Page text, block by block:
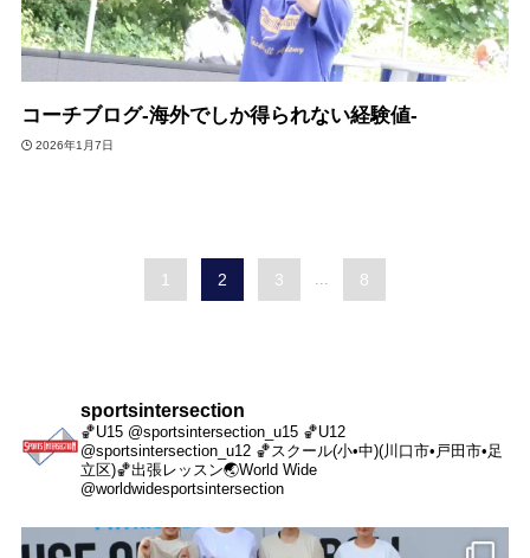
コーチブログ-海外でしか得られない経験値-
2026年1月7日
1 2 3 ... 8
sportsintersection
🏀U15 @sportsintersection_u15 🏀U12
@sportsintersection_u12 🏀スクール(小•中)(川口市•戸田市•足
立区)🏀出張レッスン🌏World Wide
@worldwidesportsintersection